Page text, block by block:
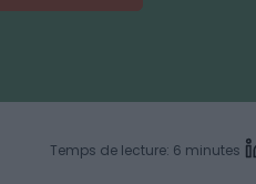
Temps de lecture: 6 minutes